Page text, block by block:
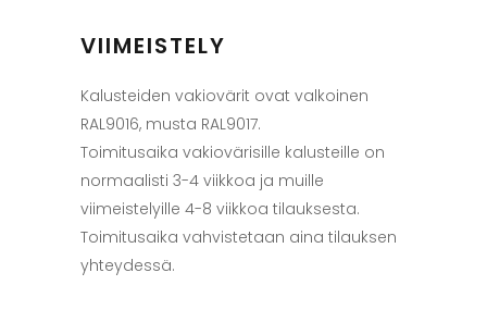
VIIMEISTELY
Kalusteiden vakiovärit ovat valkoinen
RAL9016, musta RAL9017.
Toimitusaika vakiovärisille kalusteille on
normaalisti 3-4 viikkoa ja muille
viimeistelyille 4-8 viikkoa tilauksesta.
Toimitusaika vahvistetaan aina tilauksen
yhteydessä.